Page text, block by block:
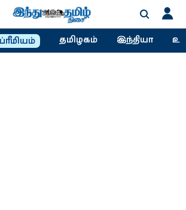
ப்ரீமியம் தமிழகம் இந்தியா